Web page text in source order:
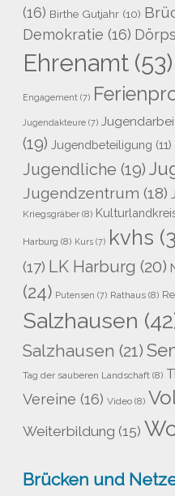
(16) Birthe Gutjahr (10)
Demokratie (16)
Ehrenamt (53)
Engagement (7)
Jugendakteure (7)
(19) Jugendbeteiligung (11)
Jugendliche (19)
Jugendzentrum (18)
Kriegsgräber (8)
Harburg (8) Kurs (7) kvhs
(17) LK Harburg (20)
(24) Putensen (7) Rathaus (8)
Salzhausen
Salzhausen (21)
Tag der sauberen Landschaft (8)
Vereine (16) Video (8)
Weiterbildung (15)
Brücken und